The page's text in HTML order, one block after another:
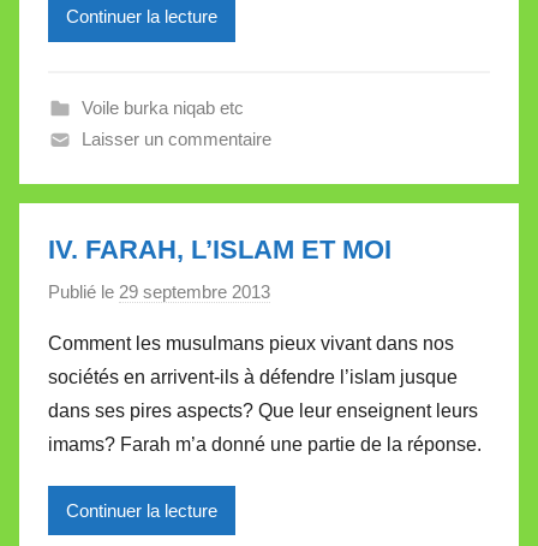
V
a
l
t
t
Continuer la lecture
Voile burka niqab etc
Laisser un commentaire
IV. FARAH, L’ISLAM ET MOI
Publié le 29 septembre 2013
r
M
i
r
Comment les musulmans pieux vivant dans nos
sociétés en arrivent-ils à défendre l’islam jusque
dans ses pires aspects? Que leur enseignent leurs
imams? Farah m’a donné une partie de la réponse.
Continuer la lecture